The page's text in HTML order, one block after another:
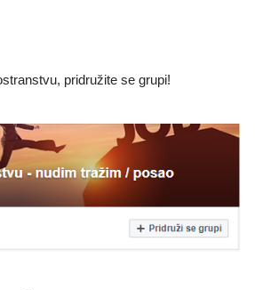
pridružite se grupi!